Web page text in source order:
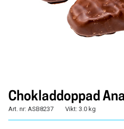
Chokladdoppad
Art. nr: ASB8237 Vikt: 3.0 kg